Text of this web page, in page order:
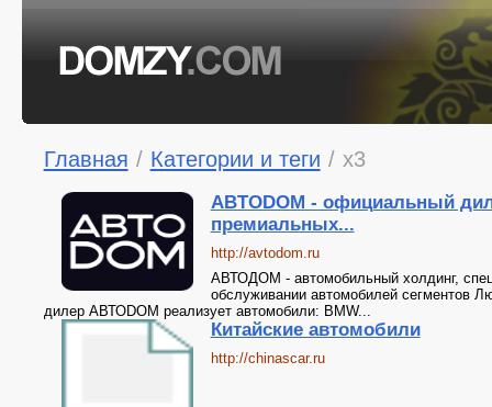
Главная / Категории и теги / x3
ABTODOM - официальный
премиальных...
http://avtodom.ru
АВТОДОМ - автомобильный холдинг,
обслуживании автомобилей сегментов
дилер АВТОDOM реализует автомобили: BMW...
Китайские автомобили
http://chinascar.ru